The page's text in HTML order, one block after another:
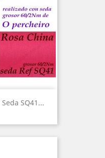
SQ41...